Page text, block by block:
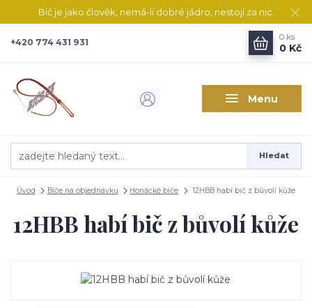
Bič je jako člověk, nemá-li dobré jádro, nestojí za nic.
Menu
Hledat
+420 774 431 931
0 ks
0 Kč
Úvod Biče na objednávku Honácké biče 12HBB habí bič z bůvolí kůže
12HBB habí bič z bůvolí kůže